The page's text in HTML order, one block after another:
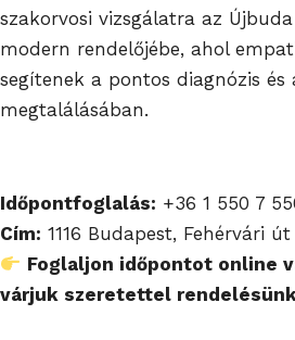
szakorvosi vizsgálatra az
modern rendelőjébe, ahol
segítenek a pontos diagnózis és
megtalálásában.
Időpontfoglalás: +36 1 550 7
Cím: 1116 Budapest, Fehérvári út
Foglaljon időpontot online
várjuk szeretettel